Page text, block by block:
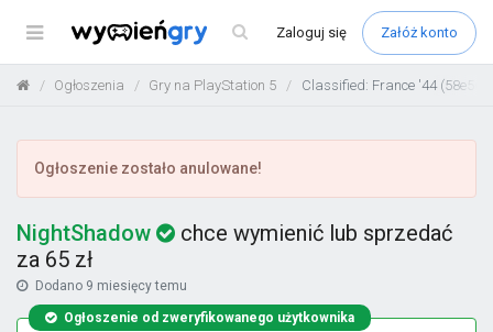
Menu Zaloguj się Załóż konto
Ogłoszenia Gry na PlayStation 5 Classified: France '44
Ogłoszenie zostało anulowane!
NightShadow
chce wymienić lub sprzedać
za 65 zł
Dodano 9 miesięcy temu
Ogłoszenie od zweryfikowanego użytkownika